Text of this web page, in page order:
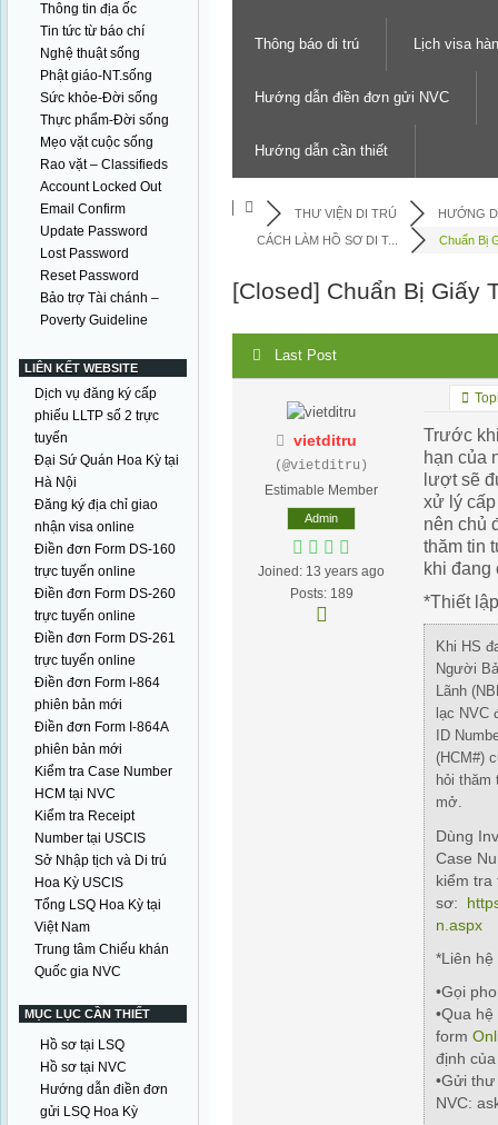
Thông tin địa ốc
Tin tức từ báo chí
Nghệ thuật sống
Phật giáo-NT.sống
Sức khỏe-Đời sống
Thực phẩm-Đời sống
Mẹo vặt cuộc sống
Rao vặt – Classifieds
Account Locked Out
Email Confirm
Update Password
Lost Password
Reset Password
Bảo trợ Tài chánh –
Poverty Guideline
LIÊN KẾT WEBSITE
Dịch vụ đăng ký cấp
phiếu LLTP số 2 trực
tuyến
Đại Sứ Quán Hoa Kỳ tại
Hà Nội
Đăng ký địa chỉ giao
nhận visa online
Điền đơn Form DS-160
trực tuyến online
Điền đơn Form DS-260
trực tuyến online
Điền đơn Form DS-261
trực tuyến online
Điền đơn Form I-864
phiên bản mới
Điền đơn Form I-864A
phiên bản mới
Kiểm tra Case Number
HCM tại NVC
Kiểm tra Receipt
Number tại USCIS
Sở Nhập tịch và Di trú
Hoa Kỳ USCIS
Tổng LSQ Hoa Kỳ tại
Việt Nam
Trung tâm Chiếu khán
Quốc gia NVC
MỤC LỤC CẦN THIẾT
Hồ sơ tại LSQ
Hồ sơ tại NVC
Hướng dẫn điền đơn
gửi LSQ Hoa Kỳ
Thông báo di trú Lịch visa
Hướng dẫn điền đơn gửi NVC
Hướng dẫn cần thiết
THƯ VIỆN DI TRÚ
HƯỚNG
CÁCH LÀM HỒ SƠ DI T...
Chuẩn Bị
[Closed] Chuẩn Bị Giấy
Last Post
vietditru
(@vietditru)
Estimable Member
Admin
Joined: 13 years ago
Posts: 189
Trước
hạn của
lượt sẽ
xử lý
nên chủ
thăm tin
khi
*Thiết
Khi HS
Người
Lãnh
lạc NVC
ID
(HCM#)
hỏi
mở.
Dùng
Case
kiểm tra
sơ:
n.aspx
*Liên
•Gọi
•Qua hệ
form
định
•Gửi thư
NVC: